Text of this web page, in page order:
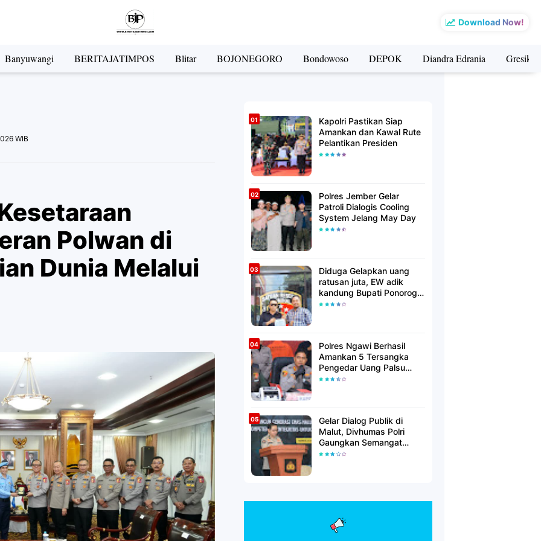
Download Now!
Banyuwangi BERITAJATIMPOS Blitar BOJONEGORO Bondowoso DEPOK Diandra Edrania Gresik
WIB
Polwan di
Dunia Melalui
Kapolri Pastikan Siap
Amankan dan Kawal Rute
Pelantikan Presiden
Polres Jember Gelar
Patroli Dialogis Cooling
System Jelang May Day
Diduga Gelapkan uang
ratusan juta, EW adik
kandung Bupati Ponorogo
dilaporkan Polisi
Polres Ngawi Berhasil
Amankan 5 Tersangka
Pengedar Uang Palsu
Lintas Provinsi
Gelar Dialog Publik di
Malut, Divhumas Polri
Gaungkan Semangat
Generasi Berkarakter dan